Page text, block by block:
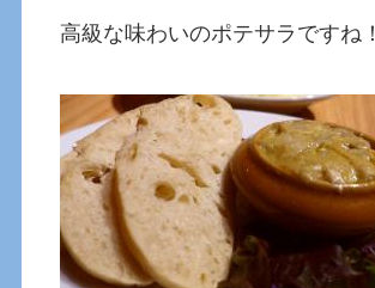
高級な味わいのポテサラですね！